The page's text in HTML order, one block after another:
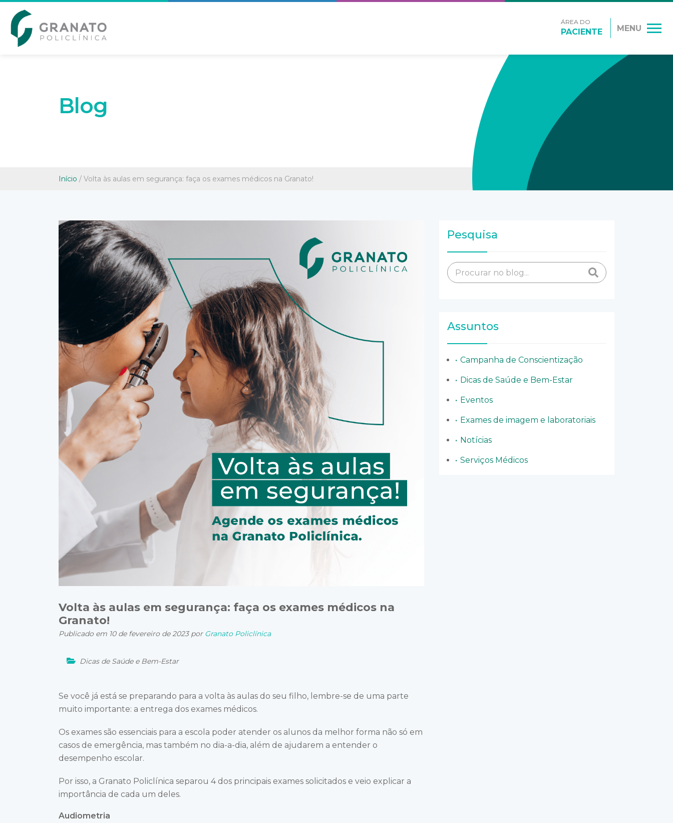
MENU
ÁREA DO
PACIENTE
Blog
Início / Volta às aulas em segurança: faça os exames médicos na Granato!
Volta às aulas em segurança: faça os exames médicos na
Granato!
Publicado em 10 de fevereiro de 2023 por Granato Policlínica
Dicas de Saúde e Bem-Estar
Se você já está se preparando para a volta às aulas do seu filho, lembre-se de uma parte
muito importante: a entrega dos exames médicos.
Os exames são essenciais para a escola poder atender os alunos da melhor forma não só em
casos de emergência, mas também no dia-a-dia, além de ajudarem a entender o
desempenho escolar.
Por isso, a Granato Policlínica separou 4 dos principais exames solicitados e veio explicar a
importância de cada um deles.
Audiometria
Pesquisa
Assuntos
Campanha de Conscientização
Dicas de Saúde e Bem-Estar
Eventos
Exames de imagem e laboratoriais
Notícias
Serviços Médicos